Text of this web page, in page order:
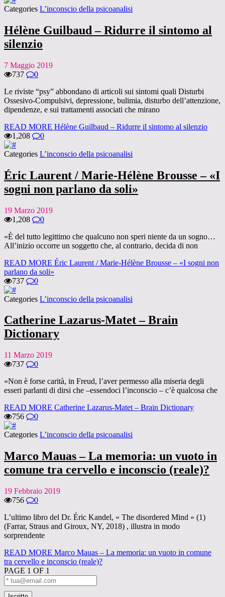
Categories L’inconscio della psicoanalisi
Hélène Guilbaud – Ridurre il sintomo al
silenzio
7 Maggio 2019
737
0
Le riviste “psy” abbondano di articoli sui sintomi quali Disturbi
Ossesivo-Compulsivi, depressione, bulimia, disturbo dell’attenzione,
dipendenze, e sui trattamenti associati che mirano
READ MORE Hélène Guilbaud – Ridurre il sintomo al silenzio
1,208
0
Categories L’inconscio della psicoanalisi
Éric Laurent / Marie-Hélène Brousse – «I
sogni non parlano da soli»
19 Marzo 2019
1,208
0
«È del tutto legittimo che qualcuno non speri niente da un sogno…
All’inizio occorre un soggetto che, al contrario, decida di non
READ MORE Éric Laurent / Marie-Hélène Brousse – «I sogni non
parlano da soli»
737
0
Categories L’inconscio della psicoanalisi
Catherine Lazarus-Matet – Brain
Dictionary
11 Marzo 2019
737
0
«Non è forse carità, in Freud, l’aver permesso alla miseria degli
esseri parlanti di dirsi che –essendoci l’inconscio – c’è qualcosa che
READ MORE Catherine Lazarus-Matet – Brain Dictionary
756
0
Categories L’inconscio della psicoanalisi
Marco Mauas – La memoria: un vuoto in
comune tra cervello e inconscio (reale)?
19 Febbraio 2019
756
0
L’ultimo libro del Dr. Éric Kandel, « The disordered Mind » (1)
(Farrar, Straus and Giroux, NY, 2018) , illustra in modo
sorprendente
READ MORE Marco Mauas – La memoria: un vuoto in comune
tra cervello e inconscio (reale)?
PAGE 1 OF 1